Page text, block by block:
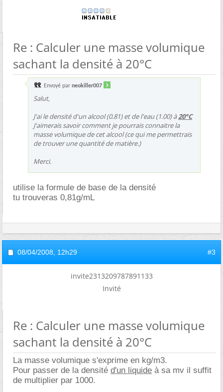
Re : Calculer une masse volumique
sachant la densité à 20°C
Envoyé par neokiller007
Salut,
J'ai le densité d'un alcool (0.81) et de l'eau (1.00) à20°C
J'aimerais savoir comment je pourrais connaitre la
masse volumique de cet alcool (ce qui me permettrais
de trouver une quantité de matière.)
Merci.
utilise la formule de base de la densité
tu trouveras 0,81g/mL
08/04/2008, 12h29 #3
invite2313209787891133
Invité
Re : Calculer une masse volumique
sachant la densité à 20°C
La masse volumique s'exprime en kg/m3.
Pour passer de la densité d'un liquide à sa mv il suffit
de multiplier par 1000.